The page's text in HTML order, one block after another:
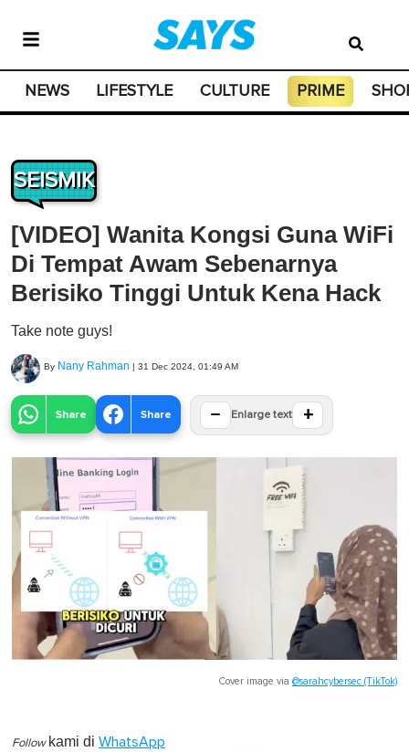
NEWS LIFESTYLE CULTURE PRIME
SEISMIK
[VIDEO] Wanita Kongsi Guna WiFi
Di Tempat Awam Sebenarnya
Berisiko Tinggi Untuk Kena Hack
Take note guys!
By Nany Rahman | 31 Dec 2024, 01:49 AM
Share Share − Enlarge text +
Cover image via @sarahcybersec (TikTok)
Follow kami di WhatsApp